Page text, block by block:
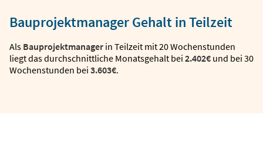
Bauprojektmanager Gehalt in Teilzeit
Als Bauprojektmanager in Teilzeit mit 20 Wochenstunden
liegt das durchschnittliche Monatsgehalt bei 2.402€ und bei 30
Wochenstunden bei 3.603€.